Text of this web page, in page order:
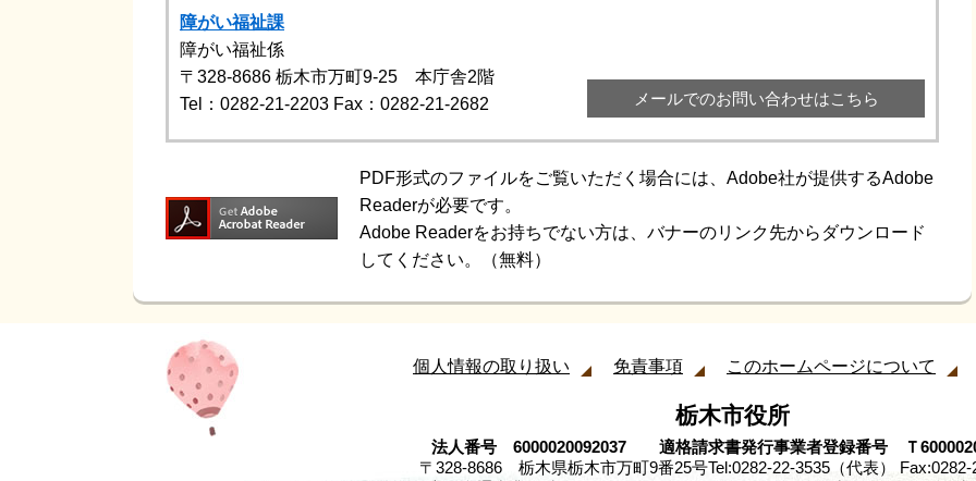
障がい福祉課
障がい福祉係
〒328-8686 栃木市万町9-25 本庁舎2階
Tel：0282-21-2203 Fax：0282-21-2682 メールでのお問い合わせはこちら
PDF形式のファイルをご覧いただく場合には、Adobe社が提供するAdobe
Readerが必要です。
Adobe Readerをお持ちでない方は、バナーのリンク先からダウンロード
してください。（無料）
個人情報の取り扱い 免責事項 このホームページについて
栃木市役所
法人番号 6000020092037 適格請求書発行事業者登録番号 Ｔ
〒328-8686 栃木県栃木市万町9番25号Tel:0282-22-3535（代表） Fax:0282-